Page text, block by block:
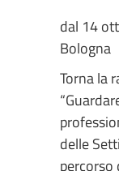
dal 14
Bologna
Torna la
delle